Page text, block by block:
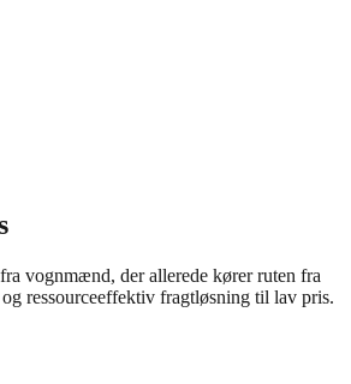
vognmænd, der allerede kører ruten fra
ressourceeffektiv fragtløsning til lav pris.